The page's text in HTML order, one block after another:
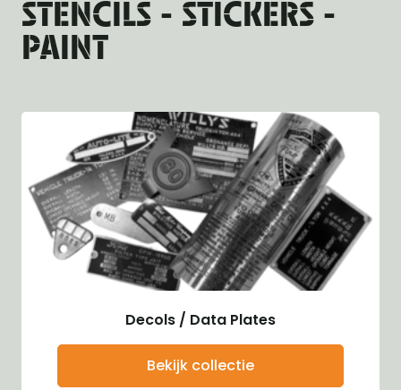
STENCILS - STICKERS -
PAINT
Decols / Data Plates
Bekijk collectie